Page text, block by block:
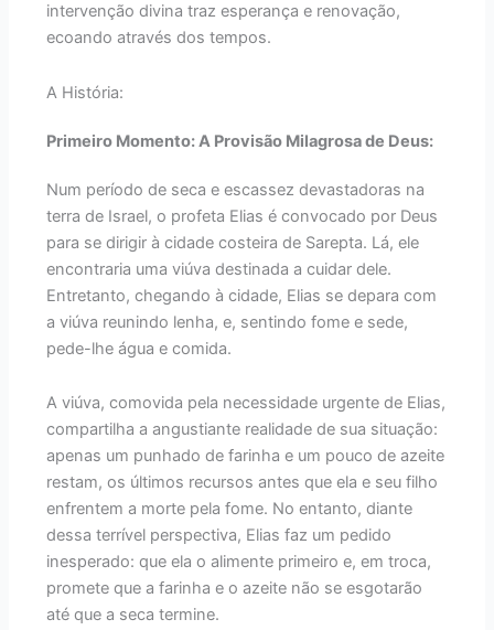
intervenção divina traz esperança e renovação,
ecoando através dos tempos.
A História:
Primeiro Momento: A Provisão Milagrosa de Deus:
Num período de seca e escassez devastadoras na
terra de Israel, o profeta Elias é convocado por Deus
para se dirigir à cidade costeira de Sarepta. Lá, ele
encontraria uma viúva destinada a cuidar dele.
Entretanto, chegando à cidade, Elias se depara com
a viúva reunindo lenha, e, sentindo fome e sede,
pede-lhe água e comida.
A viúva, comovida pela necessidade urgente de Elias,
compartilha a angustiante realidade de sua situação:
apenas um punhado de farinha e um pouco de azeite
restam, os últimos recursos antes que ela e seu filho
enfrentem a morte pela fome. No entanto, diante
dessa terrível perspectiva, Elias faz um pedido
inesperado: que ela o alimente primeiro e, em troca,
promete que a farinha e o azeite não se esgotarão
até que a seca termine.